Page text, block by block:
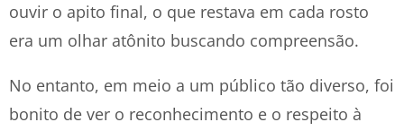
ouvir o apito final, o que restava em cada rosto
era um olhar atônito buscando compreensão.
No entanto, em meio a um público tão diverso, foi
bonito de ver o reconhecimento e o respeito à